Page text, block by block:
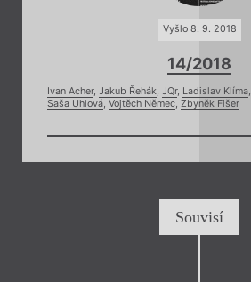
Vyšlo 8. 9. 2018
14/2018
Ivan Acher, Jakub Řehák, JQr, Ladislav Klíma,
Saša Uhlová, Vojtěch Němec, Zbyněk Fišer
Souvisí